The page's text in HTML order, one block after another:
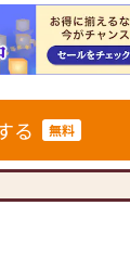
る 無料